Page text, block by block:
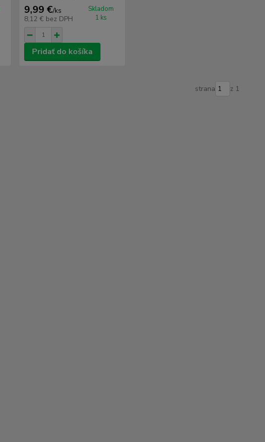
9,99 €/ks
8,12 € bez DPH
Skladom
1 ks
Pridať do košíka
strana z 1